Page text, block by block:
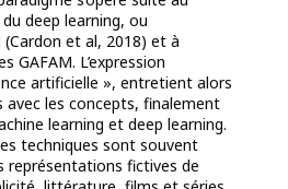
deep learning, ou
et al, 2018) et à
GAFAM. L’expression
artificielle », entretient alors
avec les concepts, finalement
learning et deep learning.
techniques sont souvent
représentations fictives de